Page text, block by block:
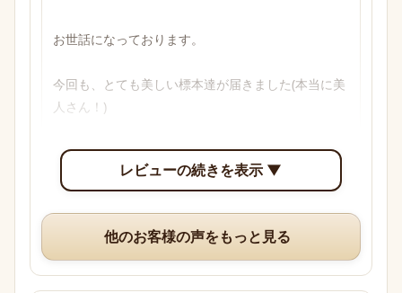
お世話になっております。
今回も、とても美しい標本達が届きました(本当に美
人さん！)
透明感のあるブルーからパープル、多色性がはっき
り確認できて眺めていて楽しいです。
いつも、丁寧な梱包や手書きのメッセージ、そして
素敵なオマケまでありがとうございますm(*_ _)m
レビューの続きを表示 ▼
他のお客様の声をもっと見る